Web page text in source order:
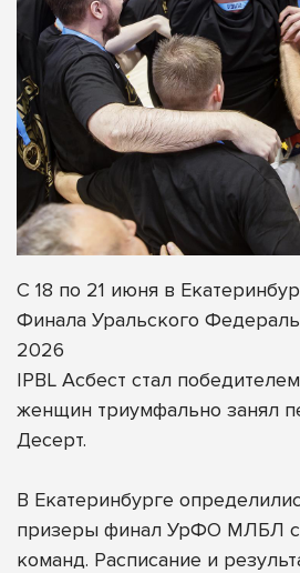
С 18 по 21 июня в
Финала Уральского
2026
IPBL Асбест стал
женщин триумфально занял
Десерт.
В Екатеринбурге
призеры финал УрФО МЛБЛ
команд. Расписание и